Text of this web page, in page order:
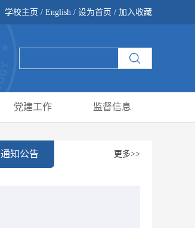
学校主页 / English / 设为首页 / 加入收藏
党建工作 监督信息
通知公告 更多>>